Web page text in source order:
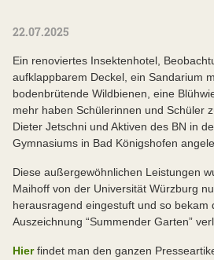
22.07.2025
Ein renoviertes Insektenhotel,
aufklappbarem Deckel, ein Sandarium
bodenbrütende Wildbienen, eine
mehr haben Schülerinnen und Schüler
Dieter Jetschni und Aktiven des BN in
Gymnasiums in Bad Königshofen
Diese außergewöhnlichen Leistungen
Maihoff von der Universität Würzburg
herausragend eingestuft und so bekam
Auszeichnung “Summender Garten”
Hierfindet man den ganzen